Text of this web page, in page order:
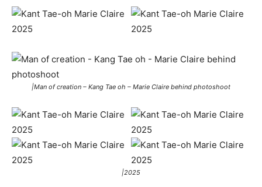
|Man of creation – Kang Tae oh – Marie Claire behind photoshoot
|2025